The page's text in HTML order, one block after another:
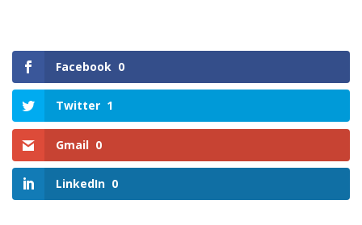
Facebook 0
Twitter 1
Gmail 0
LinkedIn 0